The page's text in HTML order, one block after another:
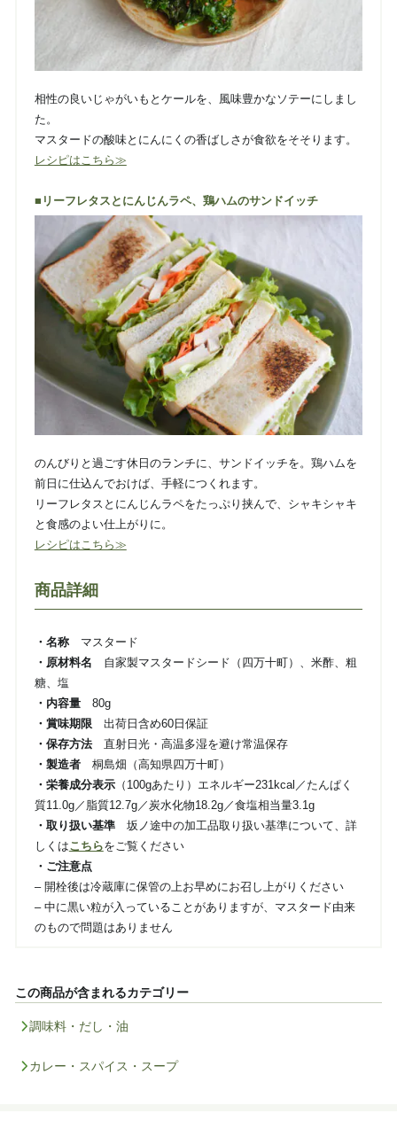
相性の良いじゃがいもとケールを、風味豊かなソテーにしまし
た。
マスタードの酸味とにんにくの香ばしさが食欲をそそります。
レシピはこちら≫
■リーフレタスとにんじんラペ、鶏ハムのサンドイッチ
のんびりと過ごす休日のランチに、サンドイッチを。鶏ハムを
前日に仕込んでおけば、手軽につくれます。
リーフレタスとにんじんラペをたっぷり挟んで、シャキシャキ
と食感のよい仕上がりに。
レシピはこちら≫
商品詳細
・名称マスタード
・原材料名 自家製マスタードシード（四万十町）、米酢、粗
糖、塩
・内容量80g
・賞味期限出荷日含め60日保証
・保存方法直射日光・高温多湿を避け常温保存
・製造者桐島畑（高知県四万十町）
・栄養成分表示（100gあたり）エネルギー231kcal／たんぱく
質11.0g／脂質12.7g／炭水化物18.2g／食塩相当量3.1g
・取り扱い基準坂ノ途中の加工品取り扱い基準について、詳
しくはこちらをご覧ください
・ご注意点
– 開栓後は冷蔵庫に保管の上お早めにお召し上がりください
– 中に黒い粒が入っていることがありますが、マスタード由来
のもので問題はありません
この商品が含まれるカテゴリー
調味料・だし・油
カレー・スパイス・スープ